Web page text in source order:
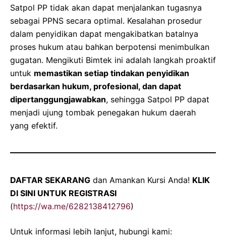
Satpol PP tidak akan dapat menjalankan tugasnya
sebagai PPNS secara optimal. Kesalahan prosedur
dalam penyidikan dapat mengakibatkan batalnya
proses hukum atau bahkan berpotensi menimbulkan
gugatan. Mengikuti Bimtek ini adalah langkah proaktif
untuk memastikan setiap tindakan penyidikan
berdasarkan hukum, profesional, dan dapat
dipertanggungjawabkan, sehingga Satpol PP dapat
menjadi ujung tombak penegakan hukum daerah
yang efektif.
DAFTAR SEKARANG dan Amankan Kursi Anda! KLIK
DI SINI UNTUK REGISTRASI
(https://wa.me/6282138412796)
Untuk informasi lebih lanjut, hubungi kami: